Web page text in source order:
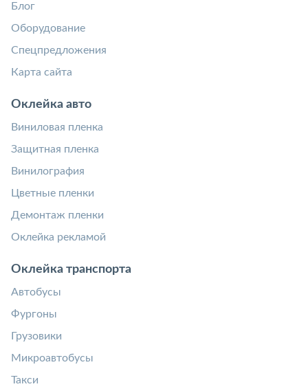
Блог
Оборудование
Спецпредложения
Карта сайта
Оклейка авто
Виниловая пленка
Защитная пленка
Винилография
Цветные пленки
Демонтаж пленки
Оклейка рекламой
Оклейка транспорта
Автобусы
Фургоны
Грузовики
Микроавтобусы
Такси